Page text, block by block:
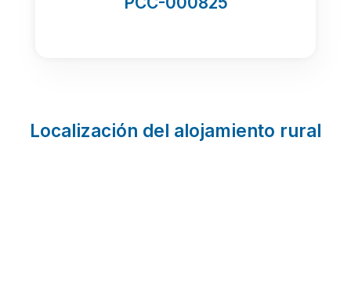
Localización del alojamiento rural